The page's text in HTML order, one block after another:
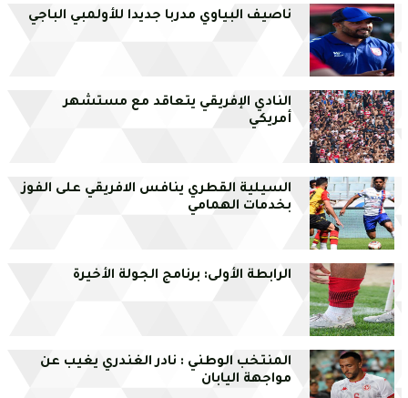
ناصيف البياوي مدربا جديدا للأولمبي الباجي
النادي الإفريقي يتعاقد مع مستشهر
أمريكي
السيلية القطري ينافس الافريقي على الفوز
بخدمات الهمامي
الرابطة الأولى: برنامج الجولة الأخيرة
المنتخب الوطني : نادر الغندري يغيب عن
مواجهة اليابان